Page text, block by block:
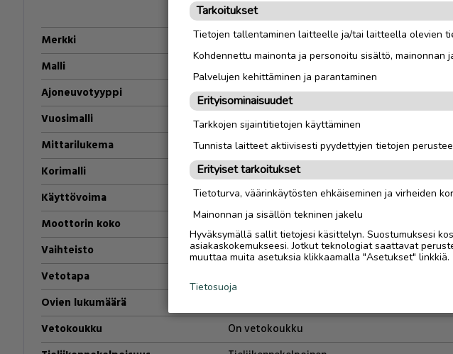
Merkki
Volkswagen
Malli
golf 1.4l turbo 6-vaihteinenanuaali
Ajoneuvotyyppi
Henkilöauto
Vuosimalli
2008vm
Mittarilukema
350000km
Korimalli
Coupe
Käyttövoima
Bensiini
Moottorin koko
l
Vaihteisto
Manuaali
Vetotapa
Ovien lukumäärä
Vetokoukku
On vetokoukku
Tarkoitukset
Tietojen tallentaminen laitteelle ja/tai laitteella olevien
Kohdennettu mainonta ja personoitu sisältö, mainonnan
Palvelujen kehittäminen ja parantaminen
Erityisominaisuudet
Tarkkojen sijaintitietojen käyttäminen
Tunnista laitteet aktiivisesti pyydettyjen tietojen
Erityiset tarkoitukset
Tietoturva, väärinkäytösten ehkäiseminen ja virheiden
Mainonnan ja sisällön tekninen jakelu
Hyväksymällä sallit tietojesi käsittelyn. Suostumuksesi
asiakaskokemukseesi. Jotkut teknologiat saattavat
muuttaa muita asetuksia klikkaamalla "Asetukset" linkkiä.
Tietosuoja